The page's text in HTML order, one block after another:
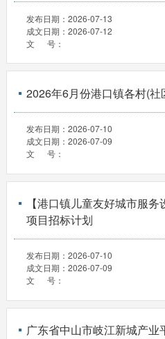
发布日期： 2026-07-13
成文日期： 2026-07-12
文 号：
2026年6月份港口镇各村(社
发布日期： 2026-07-10
成文日期： 2026-07-09
文 号：
【港口镇儿童友好城市服
项目招标计划
发布日期： 2026-07-10
成文日期： 2026-07-09
文 号：
广东省中山市岐江新城产